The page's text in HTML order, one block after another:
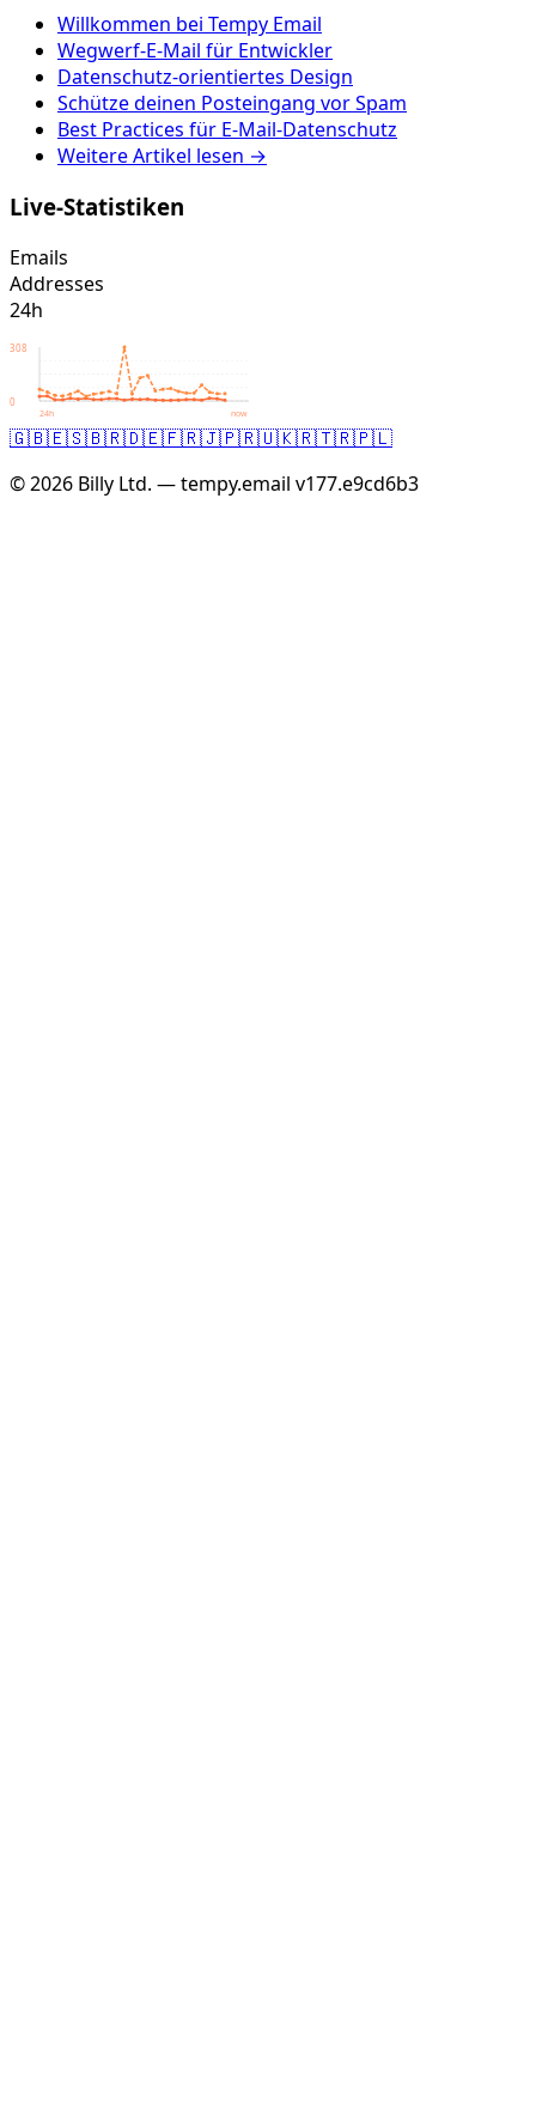
Willkommen bei Tempy Email
Wegwerf-E-Mail für Entwickler
Datenschutz-orientiertes Design
Schütze deinen Posteingang vor Spam
Best Practices für E-Mail-Datenschutz
Weitere Artikel lesen →
Live-Statistiken
Emails
Addresses
24h
308
0
24h now
🇬🇧🇪🇸🇧🇷🇩🇪🇫🇷🇯🇵🇷🇺🇰🇷🇹🇷🇵🇱
© 2026 Billy Ltd. — tempy.email v177.e9cd6b3